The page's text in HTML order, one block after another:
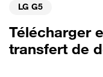
LG G5
Télécharger
transfert de